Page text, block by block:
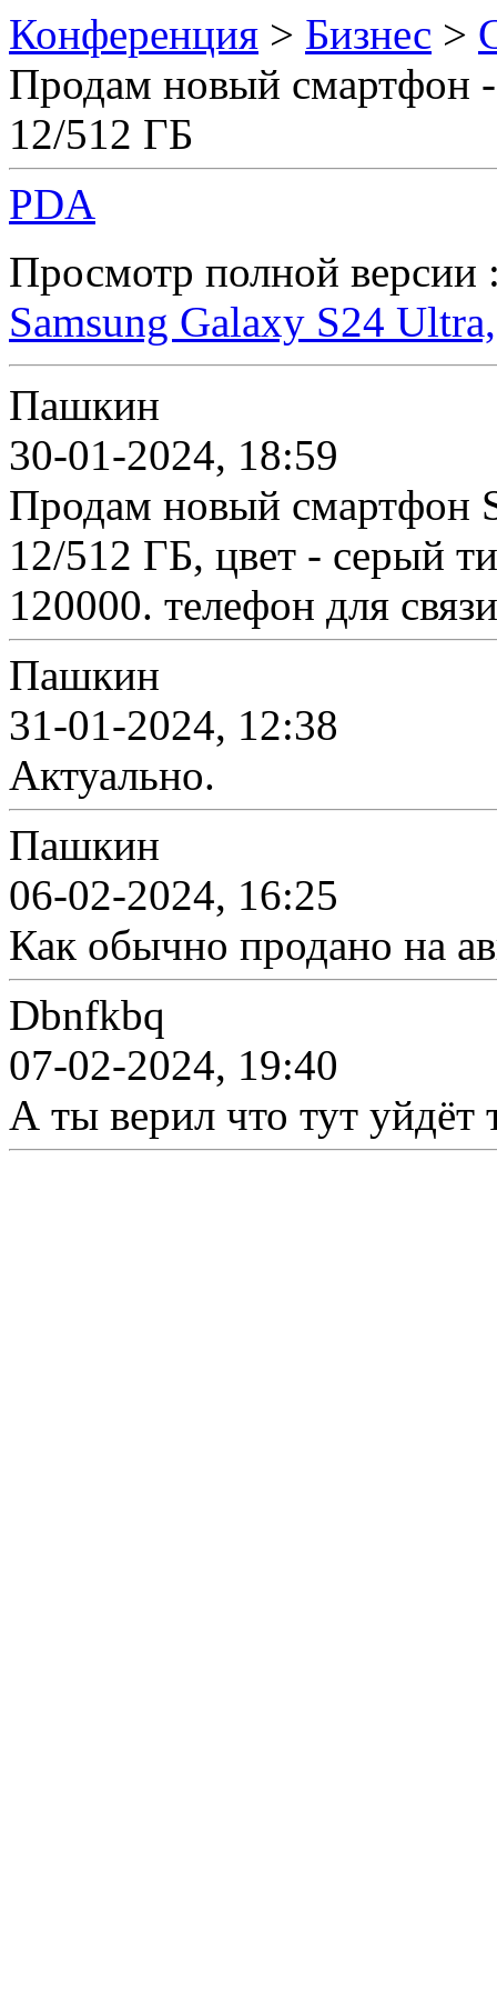
Конференция > Бизнес >
Продам новый смартфон
12/512 ГБ
PDA
Просмотр полной
Samsung Galaxy S24
Пашкин
30-01-2024, 18:59
Продам новый смартфон
12/512 ГБ, цвет - серый
120000. телефон для
Пашкин
31-01-2024, 12:38
Актуально.
Пашкин
06-02-2024, 16:25
Как обычно продано на
Dbnfkbq
07-02-2024, 19:40
А ты верил что тут уйдёт